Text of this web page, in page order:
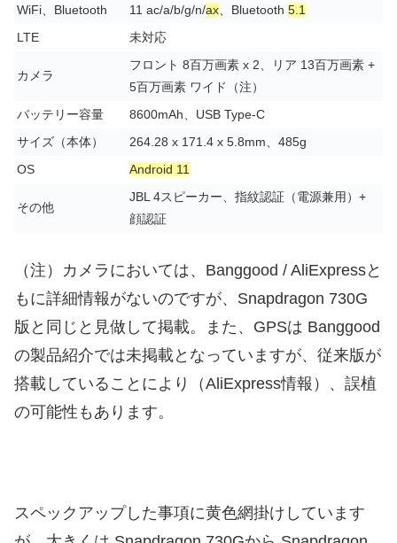
WiFi、Bluetooth
11 ac/a/b/g/n/ax、Bluetooth 5.1
LTE
未対応
カメラ
フロント 8百万画素 x 2、リア 13百万画素 +
5百万画素 ワイド（注）
バッテリー容量
8600mAh、USB Type-C
サイズ（本体）
264.28 x 171.4 x 5.8mm、485g
OS
Android 11
その他
JBL 4スピーカー、指紋認証（電源兼用）+
顔認証
（注）カメラにおいては、Banggood / AliExpressと
もに詳細情報がないのですが、Snapdragon 730G
版と同じと見做して掲載。また、GPSは Banggood
の製品紹介では未掲載となっていますが、従来版が
搭載していることにより（AliExpress情報）、誤植
の可能性もあります。
スペックアップした事項に黄色網掛けしています